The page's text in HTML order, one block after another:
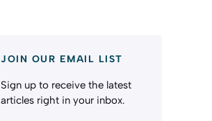
JOIN OUR EMAIL LIST
Sign up to receive the latest
articles right in your inbox.